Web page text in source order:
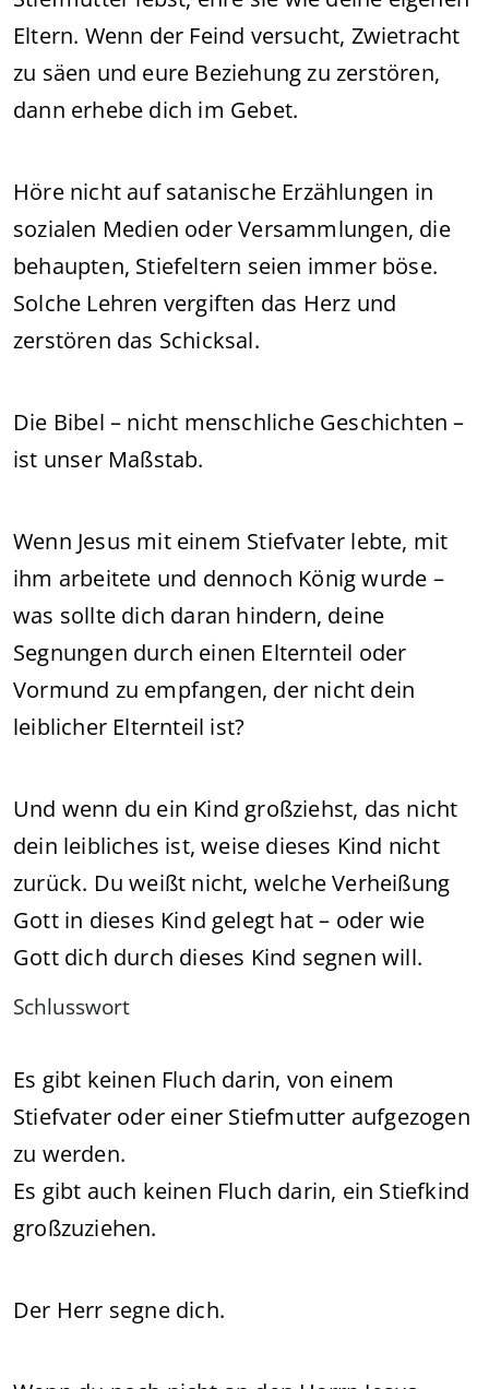
Eltern. Wenn der Feind versucht, Zwietracht
zu säen und eure Beziehung zu zerstören,
dann erhebe dich im Gebet.
Höre nicht auf satanische Erzählungen in
sozialen Medien oder Versammlungen, die
behaupten, Stiefeltern seien immer böse.
Solche Lehren vergiften das Herz und
zerstören das Schicksal.
Die Bibel – nicht menschliche Geschichten –
ist unser Maßstab.
Wenn Jesus mit einem Stiefvater lebte, mit
ihm arbeitete und dennoch König wurde –
was sollte dich daran hindern, deine
Segnungen durch einen Elternteil oder
Vormund zu empfangen, der nicht dein
leiblicher Elternteil ist?
Und wenn du ein Kind großziehst, das nicht
dein leibliches ist, weise dieses Kind nicht
zurück. Du weißt nicht, welche Verheißung
Gott in dieses Kind gelegt hat – oder wie
Gott dich durch dieses Kind segnen will.
Schlusswort
Es gibt keinen Fluch darin, von einem
Stiefvater oder einer Stiefmutter aufgezogen
zu werden.
Es gibt auch keinen Fluch darin, ein Stiefkind
großzuziehen.
Der Herr segne dich.